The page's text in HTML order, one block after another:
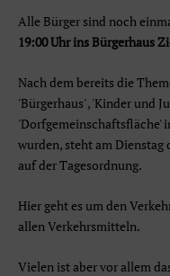
Alle Bürger sind noch
19:00 Uhr ins Bürgerhaus
Nach dem bereits die
'Bürgerhaus' , 'Kinder und
'Dorfgemeinschaftsfläche'
wurden, steht am Dienstag
auf der Tagesordnung.
Hier geht es um den
allen Verkehrsmitteln.
Vielen ist aber vor allem